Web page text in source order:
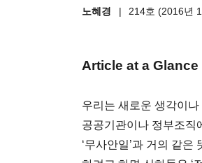
노혜경 | 214호 (2016년
Article at a Glance
우리는 새로운 생각이
공공기관이나 정부조직
‘무사안일’과 거의 같